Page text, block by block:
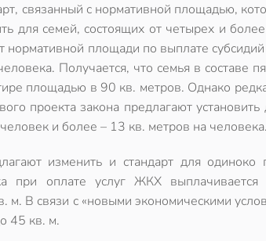
связанный с нормативной площадью,
для семей, состоящих от четырех и
нормативной площади по выплате
Получается, что семья в составе
площадью в 90 кв. метров. Однако
проекта закона предлагают
и более – 13 кв. метров на человека.
изменить и стандарт для
при оплате услуг ЖКХ
м. В связи с «новыми экономическими
45 кв. м.